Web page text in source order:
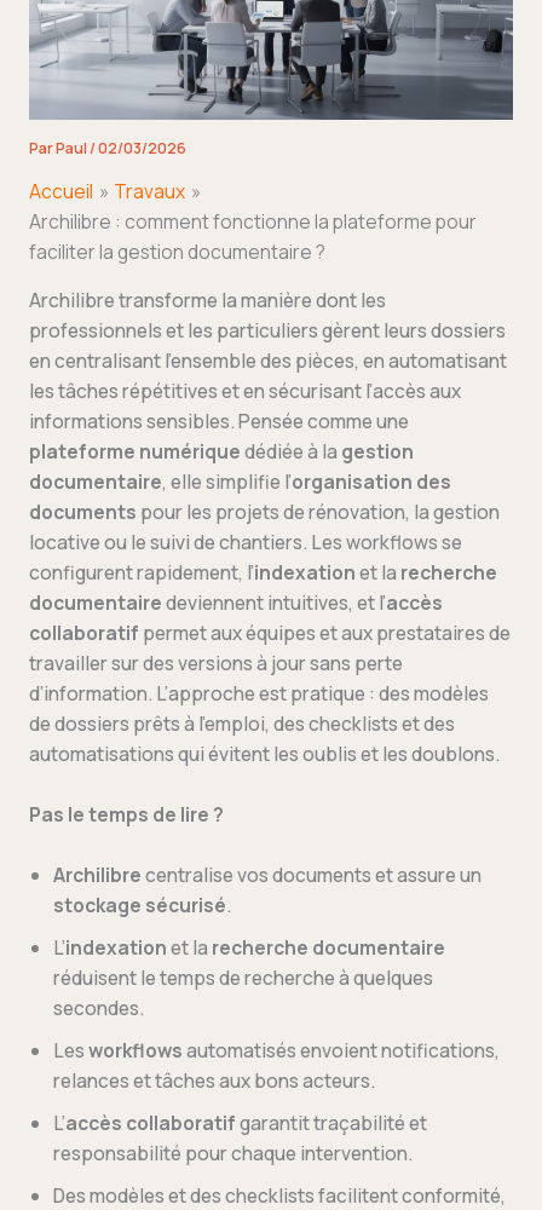
ParPaul/02/03/2026
Accueil
Travaux
Archilibre : comment fonctionne la plateforme pour
faciliter la gestion documentaire ?
Archilibre transforme la manière dont les
professionnels et les particuliers gèrent leurs dossiers
en centralisant l’ensemble des pièces, en automatisant
les tâches répétitives et en sécurisant l’accès aux
informations sensibles. Pensée comme une
plateforme numériquedédiée à la gestion
documentaire, elle simplifie l’organisation des
documents pour les projets de rénovation, la gestion
locative ou le suivi de chantiers. Les workflows se
configurent rapidement, l’indexationet la recherche
documentairedeviennent intuitives, et l’accès
collaboratif permet aux équipes et aux prestataires de
travailler sur des versions à jour sans perte
d’information. L’approche est pratique : des modèles
de dossiers prêts à l’emploi, des checklists et des
automatisations qui évitent les oublis et les doublons.
Pas le temps de lire ?
Archilibrecentralise vos documents et assure un
stockage sécurisé.
L’indexationet la recherche documentaire
réduisent le temps de recherche à quelques
secondes.
Lesworkflowsautomatisés envoient notifications,
relances et tâches aux bons acteurs.
L’accès collaboratifgarantit traçabilité et
responsabilité pour chaque intervention.
Des modèles et des checklists facilitent conformité,